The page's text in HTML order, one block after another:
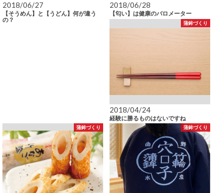
2018/06/27
【そうめん】と【うどん】何が違う
の？
2018/06/28
【匂い】は健康のバロメーター
蒲鉾づくり
2018/04/24
経験に勝るものはないですね
蒲鉾づくり 蒲鉾づくり